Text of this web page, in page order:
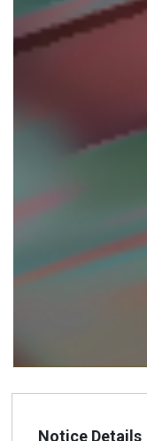
Notice Details